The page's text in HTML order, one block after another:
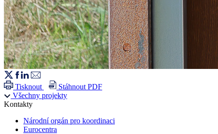
Tisknout
Stáhnout PDF
Všechny projekty
Kontakty
Národní orgán pro koordinaci
Eurocentra